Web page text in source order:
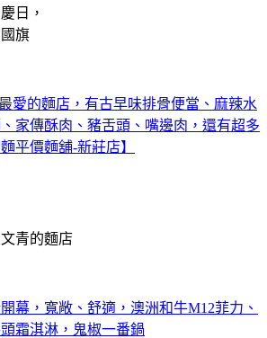
日，
旗
愛的麵店，有古早味排骨便當、麻辣水
家傳酥肉、豬舌頭、嘴邊肉，還有超多
平價麵舖-新莊店】
青的麵店
幕，寬敞、舒適，澳洲和牛M12菲力、
霜淇淋，鬼椒一番鍋